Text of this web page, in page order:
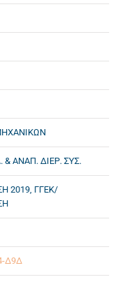
& ΑΝΑΠ. ΔΙΕΡ. ΣΥΣ.
2019, ΓΓΕΚ/
Δ9Δ